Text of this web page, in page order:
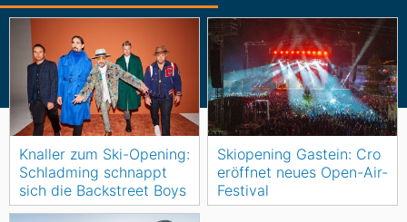
Knaller zum Ski-Opening:
Schladming schnappt
sich die Backstreet Boys
Skiopening Gastein: Cro
eröffnet neues Open-Air-
Festival